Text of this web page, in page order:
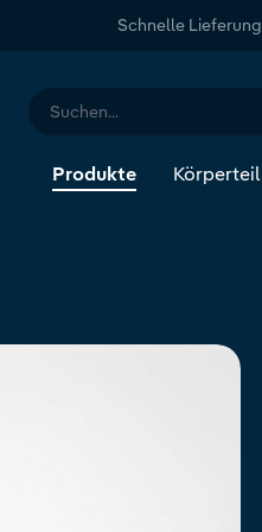
Schnelle Lieferung
Produkte Körperteil